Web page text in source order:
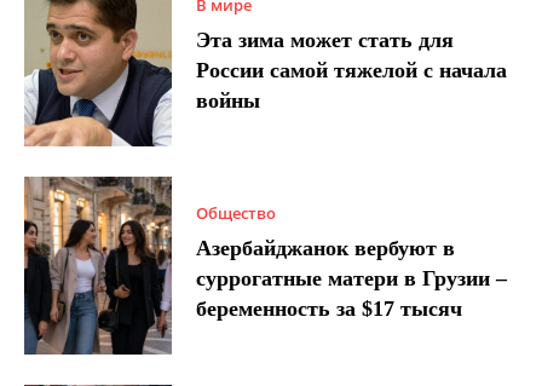
В мире
Эта зима может стать для
России самой тяжелой с начала
войны
Общество
Азербайджанок вербуют в
суррогатные матери в Грузии –
беременность за $17 тысяч